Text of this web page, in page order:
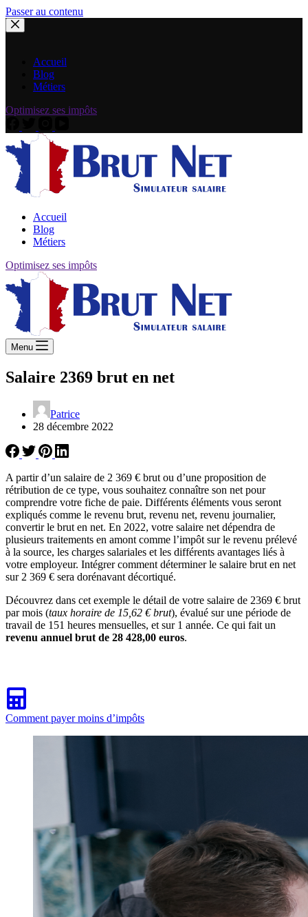
Passer au contenu
Accueil
Blog
Métiers
Optimisez ses impôts
Accueil
Blog
Métiers
Optimisez ses impôts
Menu
Salaire 2369 brut en net
Patrice
28 décembre 2022
A partir d’un salaire de 2 369 € brut ou d’une proposition de
rétribution de ce type, vous souhaitez connaître son net pour
comprendre votre fiche de paie. Différents éléments vous seront
expliqués comme le revenu brut, revenu net, revenu journalier,
convertir le brut en net. En 2022, votre salaire net dépendra de
plusieurs traitements en amont comme l’impôt sur le revenu prélevé
à la source, les charges salariales et les différents avantages liés à
votre employeur. Intégrer comment déterminer le salaire brut en net
sur 2 369 € sera dorénavant décortiqué.
Découvrez dans cet exemple le détail de votre salaire de 2369 € brut
par mois (taux horaire de 15,62 € brut), évalué sur une période de
travail de 151 heures mensuelles, et sur 1 année. Ce qui fait un
revenu annuel brut de 28 428,00 euros.
Comment payer moins d’impôts